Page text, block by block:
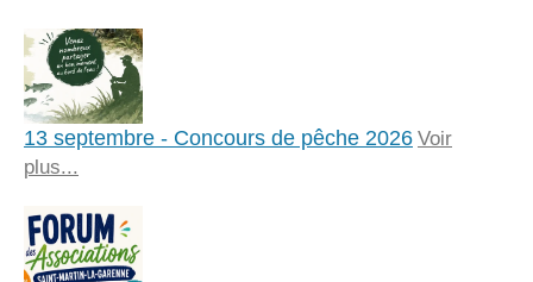
13 septembre - Concours de pêche 2026 Voir
plus...